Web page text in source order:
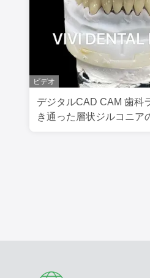
ビデオ
デジタルCAD CAM 歯科
き通った層状ジルコニア